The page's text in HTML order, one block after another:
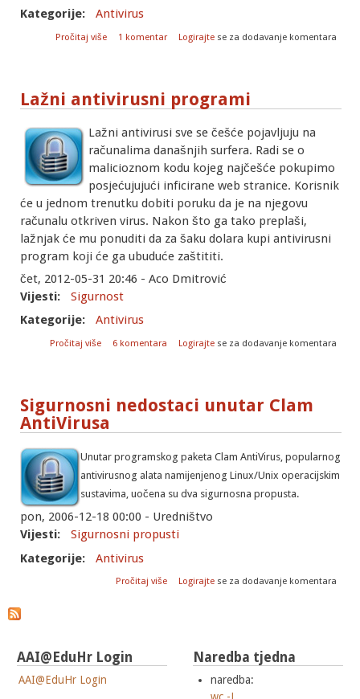
Kategorije:
Antivirus
Pročitaj više o Bankarski trojanac Jericho
1 komentar Logirajte se za dodavanje komentara
Lažni antivirusni programi
Lažni antivirusi sve se češće pojavljuju na
računalima današnjih surfera. Radi se o
malicioznom kodu kojeg najčešće pokupimo
posjećujujući inficirane web stranice. Korisnik
će u jednom trenutku dobiti poruku da je na njegovu
računalu otkriven virus. Nakon što ga tako preplaši,
lažnjak će mu ponuditi da za šaku dolara kupi antivirusni
program koji će ga ubuduće zaštititi.
čet, 2012-05-31 20:46 - Aco Dmitrović
Vijesti:
Sigurnost
Kategorije:
Antivirus
Pročitaj više o Lažni antivirusni programi
6 komentara Logirajte se za dodavanje komentara
Sigurnosni nedostaci unutar Clam
AntiVirusa
Unutar programskog paketa Clam AntiVirus, popularnog
antivirusnog alata namijenjenog Linux/Unix operacijskim
sustavima, uočena su dva sigurnosna propusta.
pon, 2006-12-18 00:00 - Uredništvo
Vijesti:
Sigurnosni propusti
Kategorije:
Antivirus
Pročitaj više
o Sigurnosni nedostaci unutar Clam
Logirajte se za dodavanje komentara
AAI@EduHr Login
AAI@EduHr Login
Naredba tjedna
naredba: